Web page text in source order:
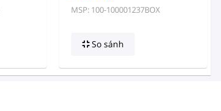
MSP: 100-100001237BOX
So sánh